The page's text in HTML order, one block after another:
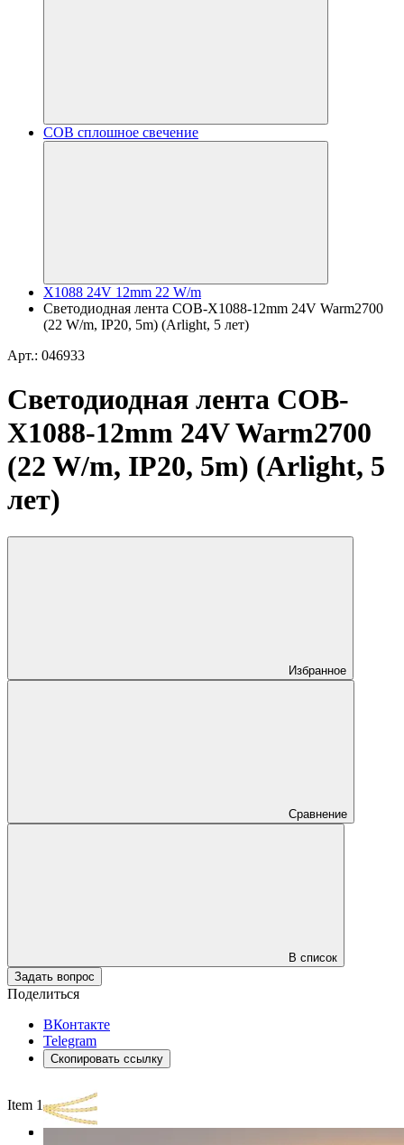
COB сплошное свечение
X1088 24V 12mm 22 W/m
Светодиодная лента COB-X1088-12mm 24V Warm2700
(22 W/m, IP20, 5m) (Arlight, 5 лет)
Арт.: 046933
Светодиодная лента COB-
X1088-12mm 24V Warm2700
(22 W/m, IP20, 5m) (Arlight, 5
лет)
Избранное
Сравнение
В список
Задать вопрос
Поделиться
ВКонтакте
Telegram
Скопировать ссылку
Item 1 of 3